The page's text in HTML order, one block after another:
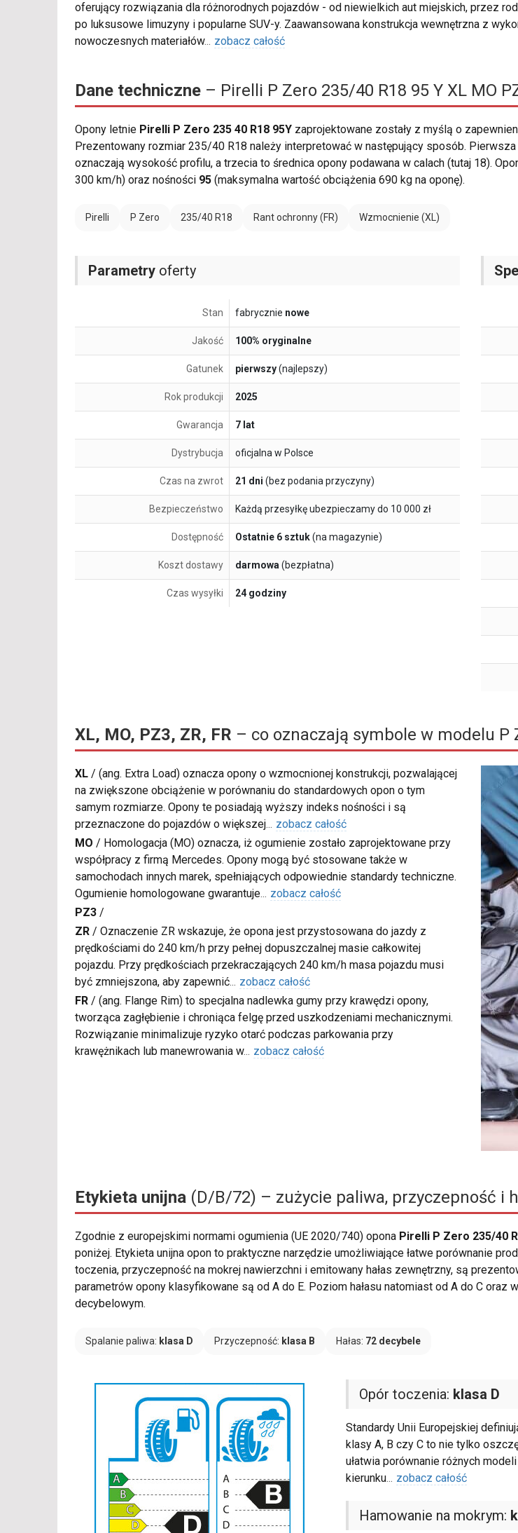
oferujący rozwiązania dla różnorodnych pojazdów - od niewielkich aut miejskich, przez
po luksusowe limuzyny i popularne SUV-y. Zaawansowana konstrukcja wewnętrzna z
nowoczesnych materiałów... zobacz całość
Dane techniczne – Pirelli P Zero 235/40 R18 95 Y XL MO
Opony letnie Pirelli P Zero 235 40 R18 95Y zaprojektowane zostały z myślą o
Prezentowany rozmiar 235/40 R18 należy interpretować w następujący sposób.
oznaczają wysokość profilu, a trzecia to średnica opony podawana w calach (tutaj 18).
300 km/h) oraz nośności 95 (maksymalna wartość obciążenia 690 kg na oponę).
Pirelli P Zero 235/40 R18 Rant ochronny (FR) Wzmocnienie (XL)
Parametry oferty
Stan fabrycznie nowe
Jakość 100% oryginalne
Gatunek pierwszy(najlepszy)
Rok produkcji 2025
Gwarancja 7 lat
Dystrybucja oficjalna w Polsce
Czas na zwrot 21 dni (bez podania przyczyny)
Bezpieczeństwo Każdą przesyłkę ubezpieczamy do 10 000 zł
Dostępność Ostatnie 6 sztuk(na magazynie)
Koszt dostawy darmowa(bezpłatna)
Czas wysyłki 24 godziny
XL, MO, PZ3, ZR, FR – co oznaczają symbole w modelu P
XL / (ang. Extra Load) oznacza opony o wzmocnionej konstrukcji, pozwalającej
na zwiększone obciążenie w porównaniu do standardowych opon o tym
samym rozmiarze. Opony te posiadają wyższy indeks nośności i są
przeznaczone do pojazdów o większej... zobacz całość
MO / Homologacja (MO) oznacza, iż ogumienie zostało zaprojektowane przy
współpracy z firmą Mercedes. Opony mogą być stosowane także w
samochodach innych marek, spełniających odpowiednie standardy techniczne.
Ogumienie homologowane gwarantuje... zobacz całość
PZ3 /
ZR / Oznaczenie ZR wskazuje, że opona jest przystosowana do jazdy z
prędkościami do 240 km/h przy pełnej dopuszczalnej masie całkowitej
pojazdu. Przy prędkościach przekraczających 240 km/h masa pojazdu musi
być zmniejszona, aby zapewnić... zobacz całość
FR / (ang. Flange Rim) to specjalna nadlewka gumy przy krawędzi opony,
tworząca zagłębienie i chroniąca felgę przed uszkodzeniami mechanicznymi.
Rozwiązanie minimalizuje ryzyko otarć podczas parkowania przy
krawężnikach lub manewrowania w... zobacz całość
Etykieta unijna (D/B/72) – zużycie paliwa, przyczepność i
Zgodnie z europejskimi normami ogumienia (UE 2020/740) opona Pirelli P Zero 235/40
poniżej. Etykieta unijna opon to praktyczne narzędzie umożliwiające łatwe porównanie
toczenia, przyczepność na mokrej nawierzchni i emitowany hałas zewnętrzny, są
parametrów opony klasyfikowane są od A do E. Poziom hałasu natomiast od A do C
decybelowym.
Spalanie paliwa: klasa D Przyczepność: klasa B Hałas: 72 decybele
Opór toczenia: klasa D
Standardy Unii Europejskiej
klasy A, B czy C to nie tylko
ułatwia porównanie różnych
kierunku... zobacz całość
Hamowanie na mokrym: